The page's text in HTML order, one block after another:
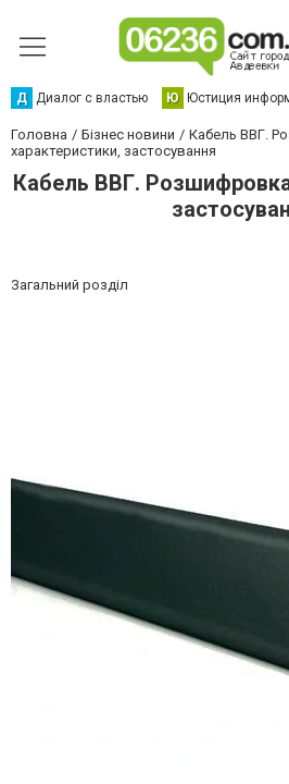
Д Диалог с властью Ю Юстиция
Головна Бізнес новини
Кабель ВВГ.
характеристики, застосування
Кабель ВВГ.
Загальний розділ